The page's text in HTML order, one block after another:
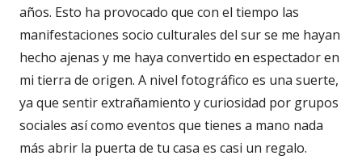
años. Esto ha provocado que con el tiempo las
manifestaciones socio culturales del sur se me hayan
hecho ajenas y me haya convertido en espectador en
mi tierra de origen. A nivel fotográfico es una suerte,
ya que sentir extrañamiento y curiosidad por grupos
sociales así como eventos que tienes a mano nada
más abrir la puerta de tu casa es casi un regalo.